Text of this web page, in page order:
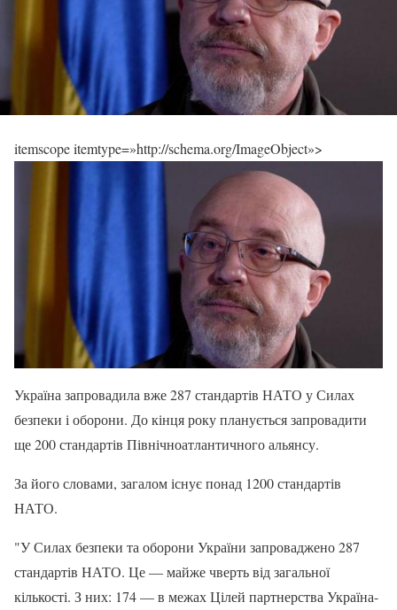
itemscope itemtype=»http://schema.org/ImageObject»>
Україна запровадила вже 287 стандартів НАТО у Силах
безпеки і оборони. До кінця року планується запровадити
ще 200 стандартів Північноатлантичного альянсу.
За його словами, загалом існує понад 1200 стандартів
НАТО.
"У Силах безпеки та оборони України запроваджено 287
стандартів НАТО. Це — майже чверть від загальної
кількості. З них: 174 — в межах Цілей партнерства Україна-